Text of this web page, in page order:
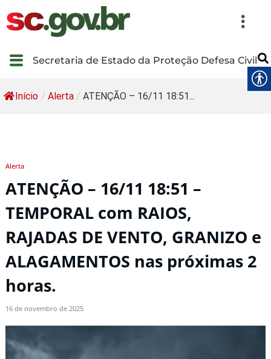
Secretaria de Estado da Proteção Defesa Civil
Início / Alerta / ATENÇÃO – 16/11 18:51...
Alerta
ATENÇÃO – 16/11 18:51 –
TEMPORAL com RAIOS,
RAJADAS DE VENTO, GRANIZO e
ALAGAMENTOS nas próximas 2
horas.
16 de novembro de 2025